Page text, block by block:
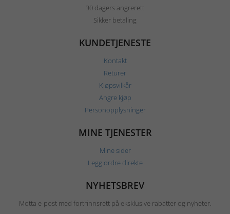
30 dagers angrerett
Sikker betaling
KUNDETJENESTE
Kontakt
Returer
Kjøpsvilkår
Angre kjøp
Personopplysninger
MINE TJENESTER
Mine sider
Legg ordre direkte
NYHETSBREV
Motta e-post med fortrinnsrett på eksklusive rabatter og nyheter.